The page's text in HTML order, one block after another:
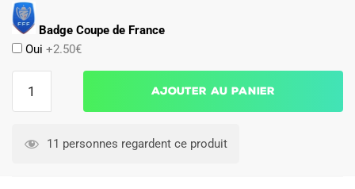
Badge Coupe de France
Oui +2.50€
LOSC
Ajouter au panier
11 personnes regardent ce produit